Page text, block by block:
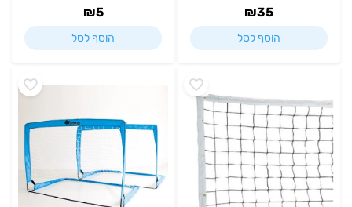
₪35
הוסף לסל
₪5
הוסף לסל